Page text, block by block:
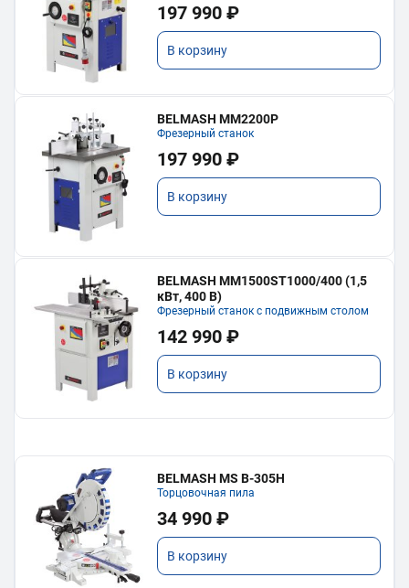
197 990 ₽
В корзину
BELMASH MM2200P
Фрезерный станок
197 990 ₽
В корзину
BELMASH MM1500ST1000/400 (1,5
кВт, 400 В)
Фрезерный станок с подвижным столом
142 990 ₽
В корзину
BELMASH MS B-305H
Торцовочная пила
34 990 ₽
В корзину